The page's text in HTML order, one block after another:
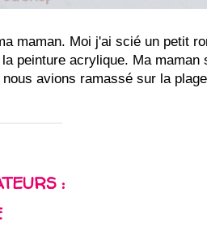
maman. Moi j'ai scié un petit
peinture acrylique. Ma maman
avions ramassé sur la
: